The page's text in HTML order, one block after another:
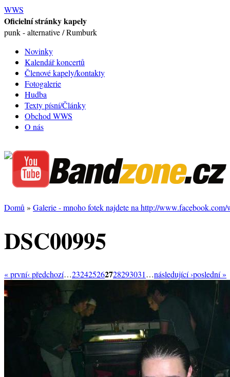
WWS
Oficielní stránky kapely
punk - alternative / Rumburk
Novinky
Kalendář koncertů
Členové kapely/kontakty
Fotogalerie
Hudba
Texty písní/Články
Obchod WWS
O nás
Domů » Galerie - mnoho fotek najdete na http://www.facebook.com/
DSC00995
« první‹ předchozí…232425262728293031 …následující ›poslední »